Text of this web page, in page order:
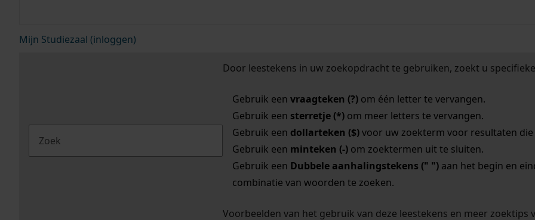
Mijn Studiezaal (inloggen)
Door leestekens in uw zoekopdracht te gebruiken, zoekt u
Gebruik een vraagteken (?)om één letter te vervangen.
Gebruik een sterretje (*)om meer letters te vervangen.
Gebruik een dollarteken ($)voor uw zoekterm voor resultaten die
Gebruik een minteken (-)om zoektermen uit te sluiten.
Gebruik een Dubbele aanhalingstekens (" ")aan het begin en
combinatie van woorden te zoeken.
Voorbeelden van het gebruik van deze leestekens en meer zoektips